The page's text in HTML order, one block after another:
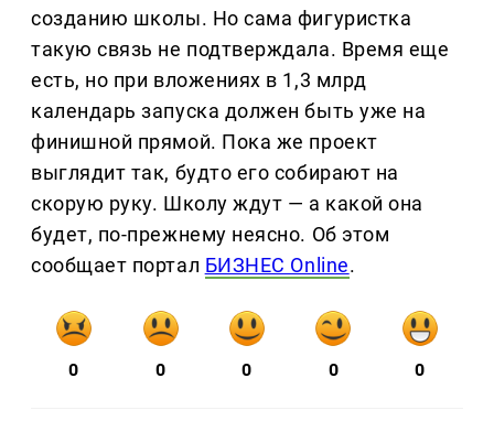
созданию школы. Но сама фигуристка
такую связь не подтверждала. Время еще
есть, но при вложениях в 1,3 млрд
календарь запуска должен быть уже на
финишной прямой. Пока же проект
выглядит так, будто его собирают на
скорую руку. Школу ждут — а какой она
будет, по-прежнему неясно. Об этом
сообщает портал БИЗНЕС Online.
0 0 0 0 0